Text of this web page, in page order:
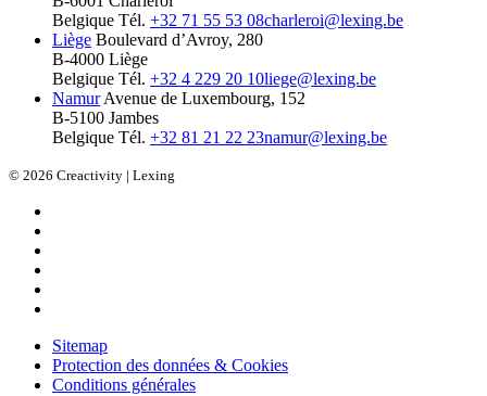
Belgique Tél. +32 71 55 53 08charleroi@lexing.be
Liège Boulevard d’Avroy, 280
B-4000 Liège
Belgique Tél. +32 4 229 20 10liege@lexing.be
Namur Avenue de Luxembourg, 152
B-5100 Jambes
Belgique Tél. +32 81 21 22 23namur@lexing.be
© 2026 Creactivity | Lexing
Sitemap
Protection des données & Cookies
Conditions générales